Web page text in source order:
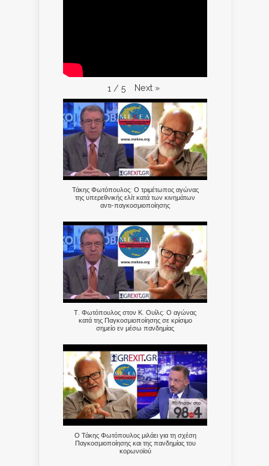
1 / 5 Next »
Τάκης Φωτόπουλος: Ο τριμέτωπος αγώνας
της υπερεθνικής ελίτ κατά των κινημάτων
αντι-παγκοσμιοποίησης
Τ. Φωτόπουλος στον Κ. Ουίλς: Ο αγώνας
κατά της Παγκοσμιοποίησης σε κρίσιμο
σημείο εν μέσω πανδημίας
Ο Τάκης Φωτόπουλος μιλάει για τη σχέση
Παγκοσμιοποίησης και της πανδημίας του
κορωνοϊού